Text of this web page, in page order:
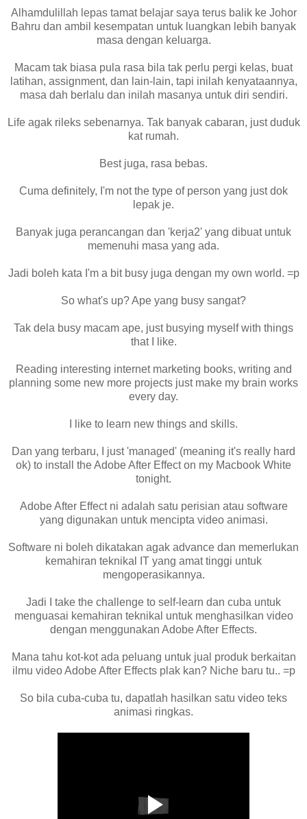
Alhamdulillah lepas tamat belajar saya terus balik ke Johor
Bahru dan ambil kesempatan untuk luangkan lebih banyak
masa dengan keluarga.
Macam tak biasa pula rasa bila tak perlu pergi kelas, buat
latihan, assignment, dan lain-lain, tapi inilah kenyataannya,
masa dah berlalu dan inilah masanya untuk diri sendiri.
Life agak rileks sebenarnya. Tak banyak cabaran, just duduk
kat rumah.
Best juga, rasa bebas.
Cuma definitely, I'm not the type of person yang just dok
lepak je.
Banyak juga perancangan dan 'kerja2' yang dibuat untuk
memenuhi masa yang ada.
Jadi boleh kata I'm a bit busy juga dengan my own world. =p
So what's up? Ape yang busy sangat?
Tak dela busy macam ape, just busying myself with things
that I like.
Reading interesting internet marketing books, writing and
planning some new more projects just make my brain works
every day.
I like to learn new things and skills.
Dan yang terbaru, I just 'managed' (meaning it's really hard
ok) to install the Adobe After Effect on my Macbook White
tonight.
Adobe After Effect ni adalah satu perisian atau software
yang digunakan untuk mencipta video animasi.
Software ni boleh dikatakan agak advance dan memerlukan
kemahiran teknikal IT yang amat tinggi untuk
mengoperasikannya.
Jadi I take the challenge to self-learn dan cuba untuk
menguasai kemahiran teknikal untuk menghasilkan video
dengan menggunakan Adobe After Effects.
Mana tahu kot-kot ada peluang untuk jual produk berkaitan
ilmu video Adobe After Effects plak kan? Niche baru tu.. =p
So bila cuba-cuba tu, dapatlah hasilkan satu video teks
animasi ringkas.